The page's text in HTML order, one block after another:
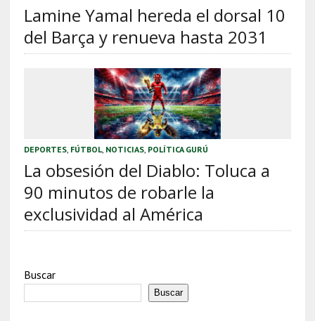
Lamine Yamal hereda el dorsal 10
del Barça y renueva hasta 2031
DEPORTES, FÚTBOL, NOTICIAS, POLÍTICA GURÚ
La obsesión del Diablo: Toluca a
90 minutos de robarle la
exclusividad al América
Buscar
Buscar